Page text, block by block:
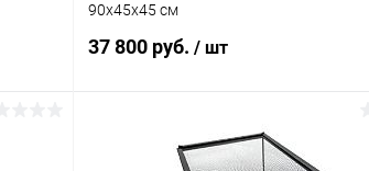
90х45х45 см
37 800 руб. / шт
В корзину